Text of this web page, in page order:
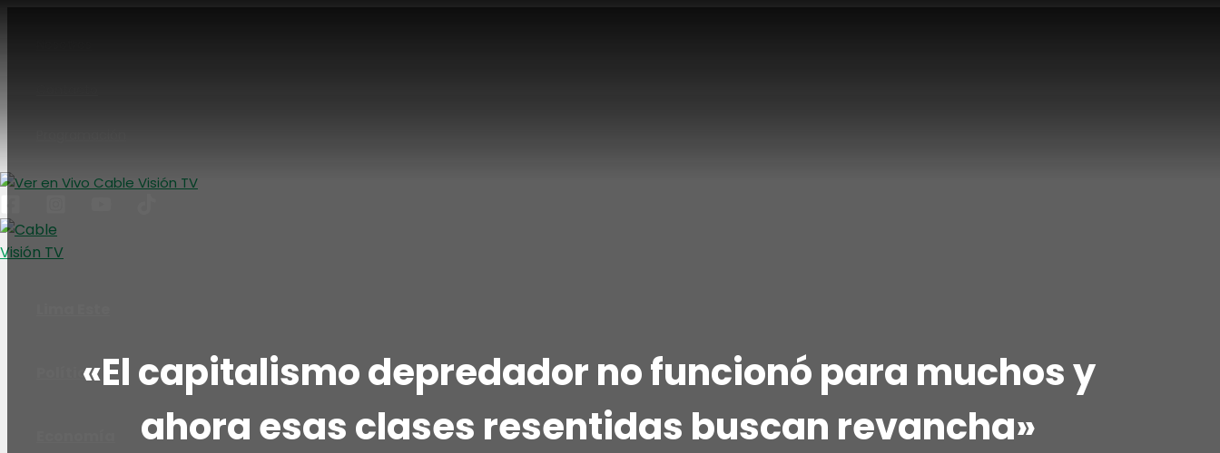
Política«El capitalismo depredador no funcionó para muchos y
ahora esas clases resentidas buscan revancha»